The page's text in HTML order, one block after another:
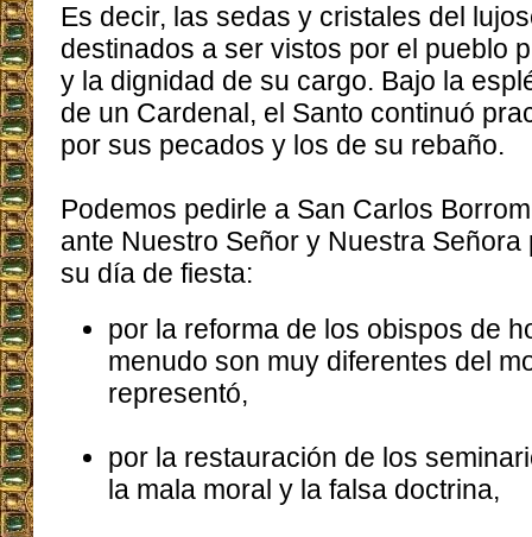
Es decir, las sedas y cristales del
destinados a ser vistos por el pueblo
y la dignidad de su cargo. Bajo la
de un Cardenal, el Santo continuó
por sus pecados y los de su rebaño.
Podemos pedirle a San Carlos
ante Nuestro Señor y Nuestra
su día de fiesta:
por la reforma de los obispos de
menudo son muy diferentes del
representó,
por la restauración de los
la mala moral y la falsa doctrina,